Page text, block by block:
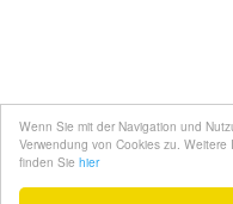
Wenn Sie mit der Navigation und
Verwendung von Cookies zu.
finden Sie hier